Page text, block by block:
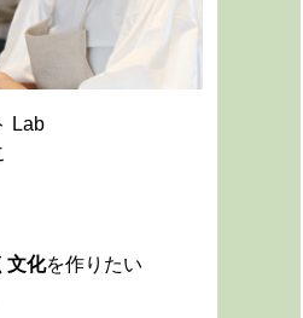
Lab
文化を作りたい